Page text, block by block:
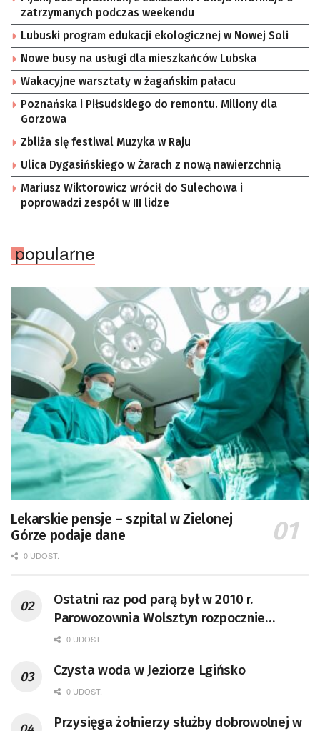
zatrzymanych podczas weekendu
Lubuski program edukacji ekologicznej w Nowej Soli
Nowe busy na usługi dla mieszkańców Lubska
Wakacyjne warsztaty w żagańskim pałacu
Poznańska i Piłsudskiego do remontu. Miliony dla
Gorzowa
Zbliża się festiwal Muzyka w Raju
Ulica Dygasińskiego w Żarach z nową nawierzchnią
Mariusz Wiktorowicz wrócił do Sulechowa i
poprowadzi zespół w III lidze
popularne
Lekarskie pensje – szpital w Zielonej
Górze podaje dane
0 UDOST.
Ostatni raz pod parą był w 2010 r.
Parowozownia Wolsztyn rozpocznie
remont unikatowego Tr5-65
0 UDOST.
Czysta woda w Jeziorze Lgińsko
0 UDOST.
Przysięga żołnierzy służby dobrowolnej w